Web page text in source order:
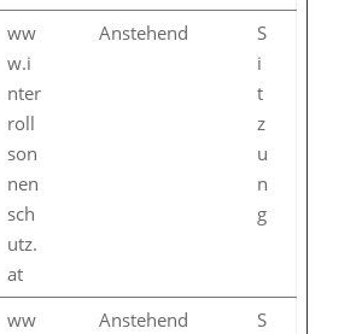
ww
w.i
nter
roll
son
nen
sch
utz.
at
Anstehend
S
i
t
z
u
n
g
ww
Anstehend
S